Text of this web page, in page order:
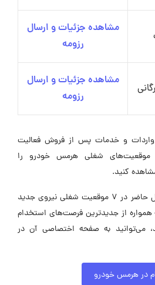
مشاهده جزئیات و ارسال
رزومه
مشاهده جزئیات و ارسال
رزومه
و خدمات پس از فروش فعالیت
موقعیت‌های شغلی هرمس خودرو را
کنید.
هرمس خودرو در حال حاضر در ۷ موقعیت شغلی نیروی جدید
همواره از جدیدترین فرصت‌های استخدام
می‌توانید به صفحه اختصاصی آن در
در هرمس خودرو